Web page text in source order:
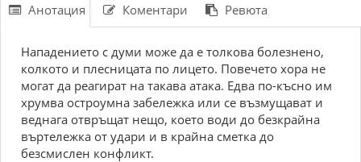
Анотация Коментари Ревюта
Нападението с думи може да е толкова болезнено,
колкото и плесницата по лицето. Повечето хора не
могат да реагират на такава атака. Едва по-късно им
хрумва остроумна забележка или се възмущават и
веднага отвръщат нещо, което води до безкрайна
въртележка от удари и в крайна сметка до
безсмислен конфликт.